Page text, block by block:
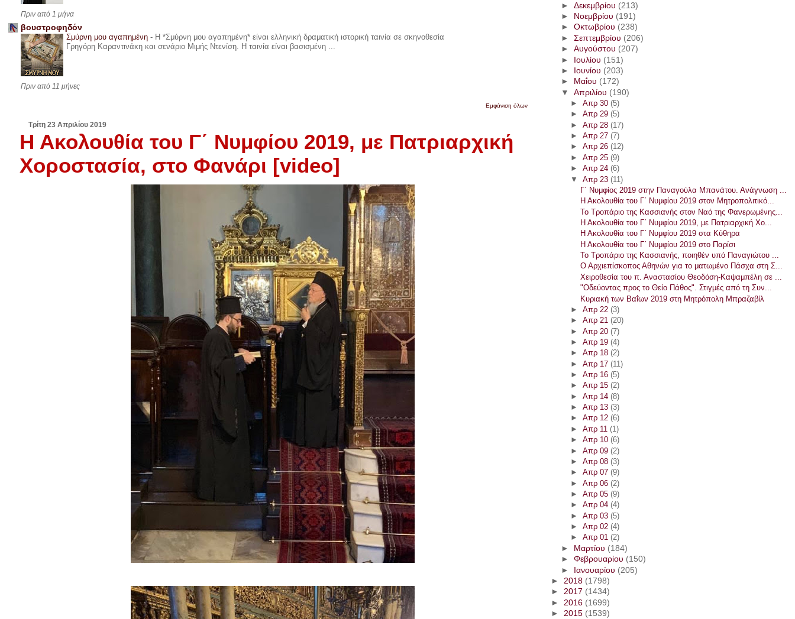
Πριν από 1 μήνα
βουστροφηδόν
Σμύρνη μου αγαπημένη - Η *Σμύρνη μου αγαπημένη* είναι ελληνική δραματική ιστορική ταινία σε σκηνοθεσία
Γρηγόρη Καραντινάκη και σενάριο Μιμής Ντενίση. Η ταινία είναι βασισμένη ...
Πριν από 11 μήνες
Εμφάνιση όλων
Τρίτη 23 Απριλίου 2019
Η Ακολουθία του Γ΄ Νυμφίου 2019, με Πατριαρχική
Χοροστασία, στο Φανάρι [video]
► Δεκεμβρίου (213)
►
Νοεμβρίου (191)
► Οκτωβρίου (238)
► Σεπτεμβρίου (206)
► Αυγούστου (207)
► Ιουλίου (151)
►
Ιουνίου (203)
►
Μαΐου (172)
▼ Απριλίου (190)
► Απρ 30 (5)
► Απρ 29 (5)
► Απρ 28 (17)
► Απρ 27 (7)
► Απρ 26 (12)
► Απρ 25 (9)
► Απρ 24 (6)
▼ Απρ 23 (11)
Γ΄ Νυμφίος 2019 στην Παναγούλα Μπανάτου. Ανάγνωση ...
Η Ακολουθία του Γ΄ Νυμφίου 2019 στον Μητροπολιτικό...
Το Τροπάριο της Κασσιανής στον Ναό της Φανερωμένης...
Η Ακολουθία του Γ΄ Νυμφίου 2019, με Πατριαρχική Χο...
Η Ακολουθία του Γ΄ Νυμφίου 2019 στα Κύθηρα
Η Ακολουθία του Γ΄ Νυμφίου 2019 στο Παρίσι
Το Τροπάριο της Κασσιανής, ποιηθέν υπό Παναγιώτου ...
Ο Αρχιεπίσκοπος Αθηνών για το ματωμένο Πάσχα στη Σ...
Χειροθεσία του π. Αναστασίου Θεοδόση-Καψαμπέλη σε ...
"Οδεύοντας προς το Θείο Πάθος". Στιγμές από τη Συν...
Κυριακή των Βαΐων 2019 στη Μητρόπολη Μπραζαβίλ
► Απρ 22 (3)
► Απρ 21 (20)
► Απρ 20 (7)
► Απρ 19 (4)
► Απρ 18 (2)
► Απρ 17 (11)
► Απρ 16 (5)
► Απρ 15 (2)
► Απρ 14 (8)
► Απρ 13 (3)
► Απρ 12 (6)
► Απρ 11 (1)
► Απρ 10 (6)
► Απρ 09 (2)
► Απρ 08 (3)
► Απρ 07 (9)
► Απρ 06 (2)
► Απρ 05 (9)
► Απρ 04 (4)
► Απρ 03 (5)
► Απρ 02 (4)
► Απρ 01 (2)
►
Μαρτίου (184)
► Φεβρουαρίου (150)
► Ιανουαρίου (205)
► 2018 (1798)
►2017 (1434)
► 2016 (1699)
►2015 (1539)